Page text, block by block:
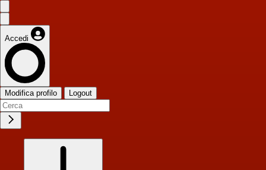
Accedi
Modifica profilo Logout